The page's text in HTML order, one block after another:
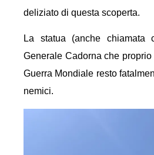
deliziato di questa scoperta.
La statua (anche chiamata
Generale Cadorna che
Guerra Mondiale resto
nemici.